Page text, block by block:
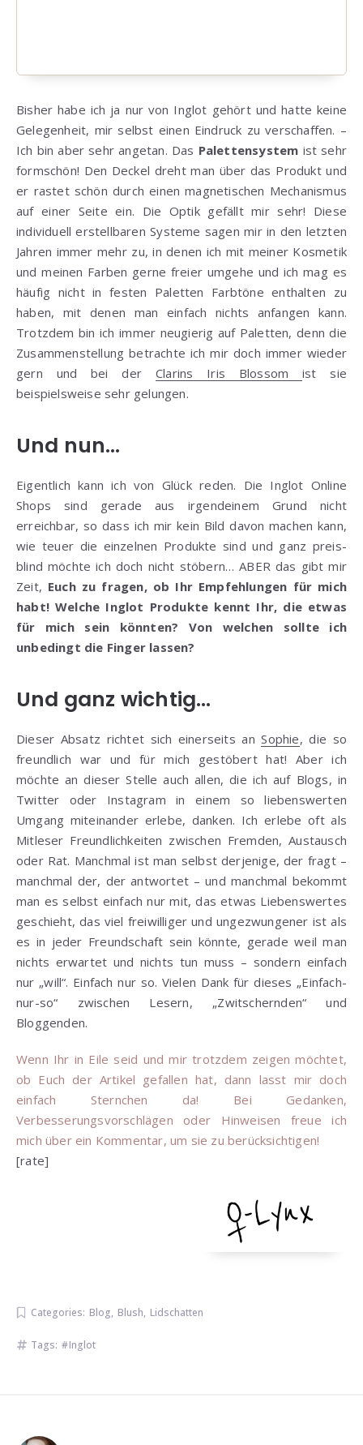
Bisher habe ich ja nur von Inglot gehört und hatte keine
Gelegenheit, mir selbst einen Eindruck zu verschaffen. –
Ich bin aber sehr angetan. Das Palettensystem ist sehr
formschön! Den Deckel dreht man über das Produkt und
er rastet schön durch einen magnetischen Mechanismus
auf einer Seite ein. Die Optik gefällt mir sehr! Diese
individuell erstellbaren Systeme sagen mir in den letzten
Jahren immer mehr zu, in denen ich mit meiner Kosmetik
und meinen Farben gerne freier umgehe und ich mag es
häufig nicht in festen Paletten Farbtöne enthalten zu
haben, mit denen man einfach nichts anfangen kann.
Trotzdem bin ich immer neugierig auf Paletten, denn die
Zusammenstellung betrachte ich mir doch immer wieder
gern und bei der Clarins Iris Blossom ist sie
beispielsweise sehr gelungen.
Und nun…
Eigentlich kann ich von Glück reden. Die Inglot Online
Shops sind gerade aus irgendeinem Grund nicht
erreichbar, so dass ich mir kein Bild davon machen kann,
wie teuer die einzelnen Produkte sind und ganz preis-
blind möchte ich doch nicht stöbern… ABER das gibt mir
Zeit, Euch zu fragen, ob Ihr Empfehlungen für mich
habt! Welche Inglot Produkte kennt Ihr, die etwas
für mich sein könnten? Von welchen sollte ich
unbedingt die Finger lassen?
Und ganz wichtig…
Dieser Absatz richtet sich einerseits anSophie, die so
freundlich war und für mich gestöbert hat! Aber ich
möchte an dieser Stelle auch allen, die ich auf Blogs, in
Twitter oder Instagram in einem so liebenswerten
Umgang miteinander erlebe, danken. Ich erlebe oft als
Mitleser Freundlichkeiten zwischen Fremden, Austausch
oder Rat. Manchmal ist man selbst derjenige, der fragt –
manchmal der, der antwortet – und manchmal bekommt
man es selbst einfach nur mit, das etwas Liebenswertes
geschieht, das viel freiwilliger und ungezwungener ist als
es in jeder Freundschaft sein könnte, gerade weil man
nichts erwartet und nichts tun muss – sondern einfach
nur „will“. Einfach nur so. Vielen Dank für dieses „Einfach-
nur-so“ zwischen Lesern, „Zwitschernden“ und
Bloggenden.
Wenn Ihr in Eile seid und mir trotzdem zeigen möchtet,
ob Euch der Artikel gefallen hat, dann lasst mir doch
einfach Sternchen da! Bei Gedanken,
Verbesserungsvorschlägen oder Hinweisen freue ich
mich über ein Kommentar, um sie zu berücksichtigen!
[rate]
Categories: Blog, Blush, Lidschatten
Tags: Inglot